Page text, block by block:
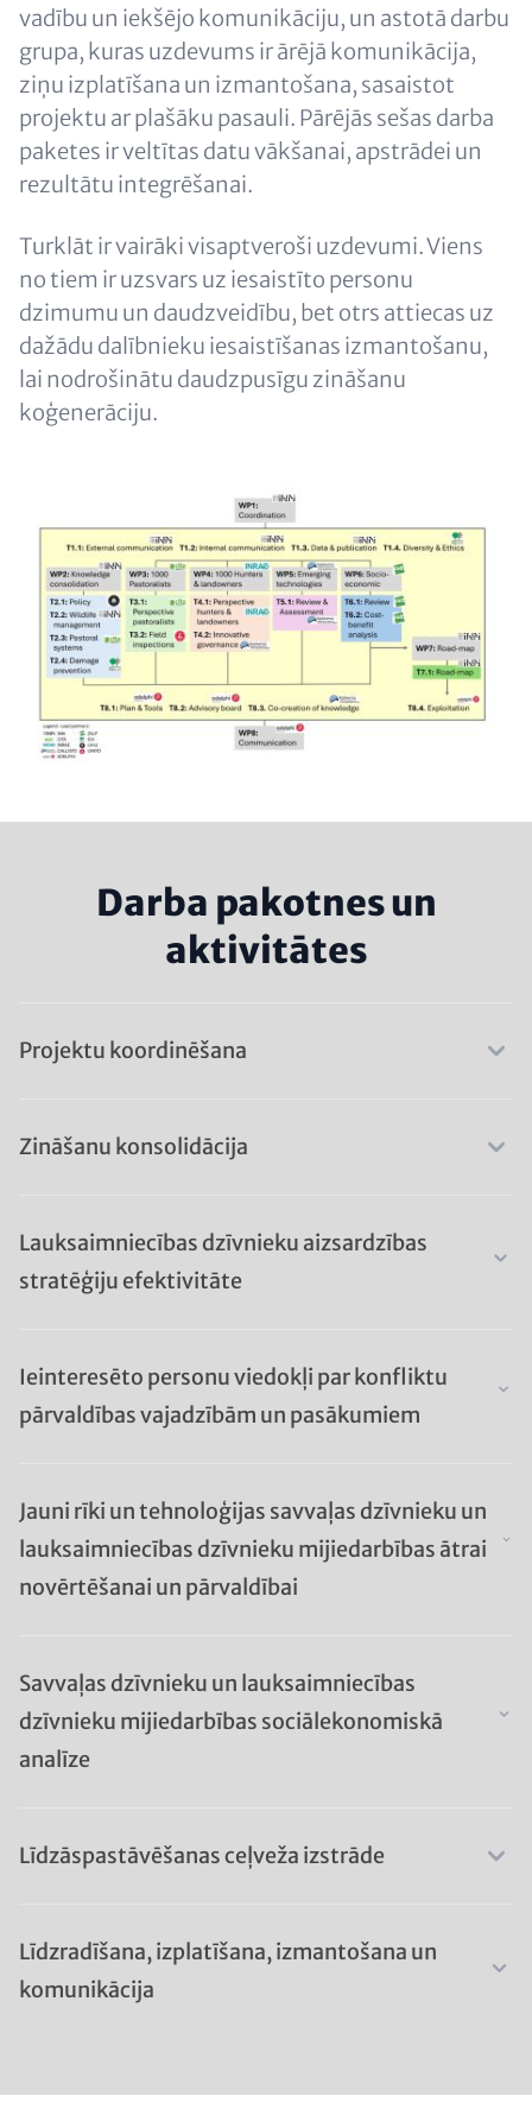
vadību un iekšējo komunikāciju, un astotā darbu
grupa, kuras uzdevums ir ārējā komunikācija,
ziņu izplatīšana un izmantošana, sasaistot
projektu ar plašāku pasauli. Pārējās sešas darba
paketes ir veltītas datu vākšanai, apstrādei un
rezultātu integrēšanai.
Turklāt ir vairāki visaptveroši uzdevumi. Viens
no tiem ir uzsvars uz iesaistīto personu
dzimumu un daudzveidību, bet otrs attiecas uz
dažādu dalībnieku iesaistīšanas izmantošanu,
lai nodrošinātu daudzpusīgu zināšanu
koģenerāciju.
Darba pakotnes un
aktivitātes
Projektu koordinēšana
Zināšanu konsolidācija
Lauksaimniecības dzīvnieku aizsardzības
stratēģiju efektivitāte
Ieinteresēto personu viedokļi par konfliktu
pārvaldības vajadzībām un pasākumiem
Jauni rīki un tehnoloģijas savvaļas dzīvnieku un
lauksaimniecības dzīvnieku mijiedarbības ātrai
novērtēšanai un pārvaldībai
Savvaļas dzīvnieku un lauksaimniecības
dzīvnieku mijiedarbības sociālekonomiskā
analīze
Līdzāspastāvēšanas ceļveža izstrāde
Līdzradīšana, izplatīšana, izmantošana un
komunikācija